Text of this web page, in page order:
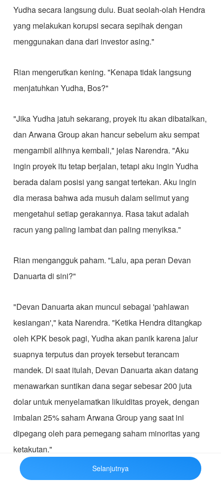
Yudha secara langsung dulu. Buat seolah-olah Hendra
yang melakukan korupsi secara sepihak dengan
menggunakan dana dari investor asing."
​Rian mengerutkan kening. "Kenapa tidak langsung
menjatuhkan Yudha, Bos?"
​"Jika Yudha jatuh sekarang, proyek itu akan dibatalkan,
dan Arwana Group akan hancur sebelum aku sempat
mengambil alihnya kembali," jelas Narendra. "Aku
ingin proyek itu tetap berjalan, tetapi aku ingin Yudha
berada dalam posisi yang sangat tertekan. Aku ingin
dia merasa bahwa ada musuh dalam selimut yang
mengetahui setiap gerakannya. Rasa takut adalah
racun yang paling lambat dan paling menyiksa."
​Rian mengangguk paham. "Lalu, apa peran Devan
Danuarta di sini?"
​"Devan Danuarta akan muncul sebagai 'pahlawan
kesiangan'," kata Narendra. "Ketika Hendra ditangkap
oleh KPK besok pagi, Yudha akan panik karena jalur
suapnya terputus dan proyek tersebut terancam
mandek. Di saat itulah, Devan Danuarta akan datang
menawarkan suntikan dana segar sebesar 200 juta
dolar untuk menyelamatkan likuiditas proyek, dengan
imbalan 25% saham Arwana Group yang saat ini
dipegang oleh para pemegang saham minoritas yang
ketakutan."
​Strategi itu berjalan tanpa hambatan. Keesokan
Selanjutnya